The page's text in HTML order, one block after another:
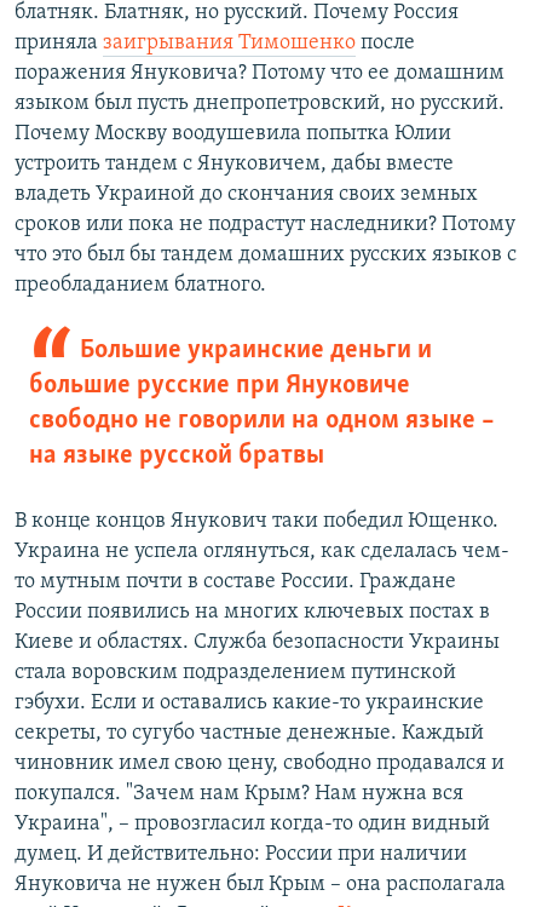
блатняк. Блатняк, но русский. Почему Россия
приняла заигрывания Тимошенко после
поражения Януковича? Потому что ее домашним
языком был пусть днепропетровский, но русский.
Почему Москву воодушевила попытка Юлии
устроить тандем с Януковичем, дабы вместе
владеть Украиной до скончания своих земных
сроков или пока не подрастут наследники? Потому
что это был бы тандем домашних русских языков с
преобладанием блатного.
Большие украинские деньги и
большие русские при Януковиче
свободно не говорили на одном языке –
на языке русской братвы
В конце концов Янукович таки победил Ющенко.
Украина не успела оглянуться, как сделалась чем-
то мутным почти в составе России. Граждане
России появились на многих ключевых постах в
Киеве и областях. Служба безопасности Украины
стала воровским подразделением путинской
гэбухи. Если и оставались какие-то украинские
секреты, то сугубо частные денежные. Каждый
чиновник имел свою цену, свободно продавался и
покупался. "Зачем нам Крым? Нам нужна вся
Украина", – провозгласил когда-то один видный
думец. И действительно: России при наличии
Януковича не нужен был Крым – она располагала